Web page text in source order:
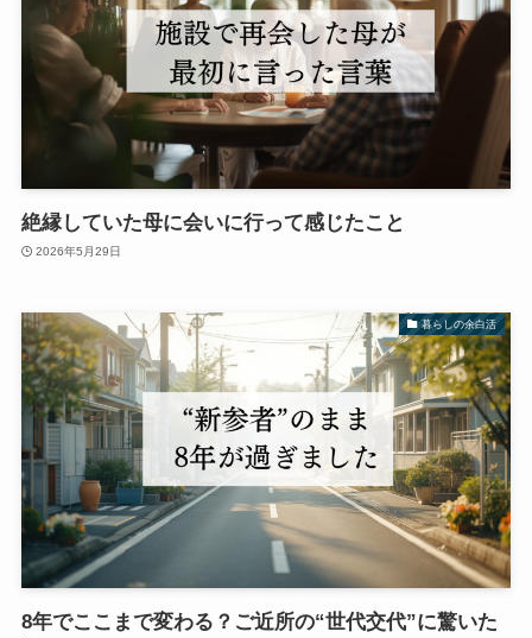
絶縁していた母に会いに行って感じたこと
2026年5月29日
暮らしの余白活
8年でここまで変わる？ご近所の“世代交代”に驚いた